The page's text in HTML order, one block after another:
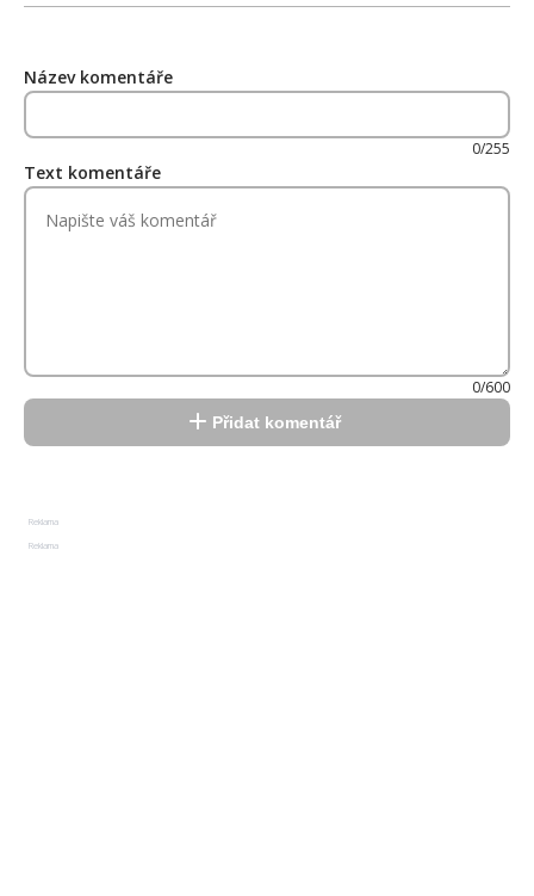
Název komentáře
0/255
Text komentáře
0/600
Přidat komentář
Reklama
Reklama